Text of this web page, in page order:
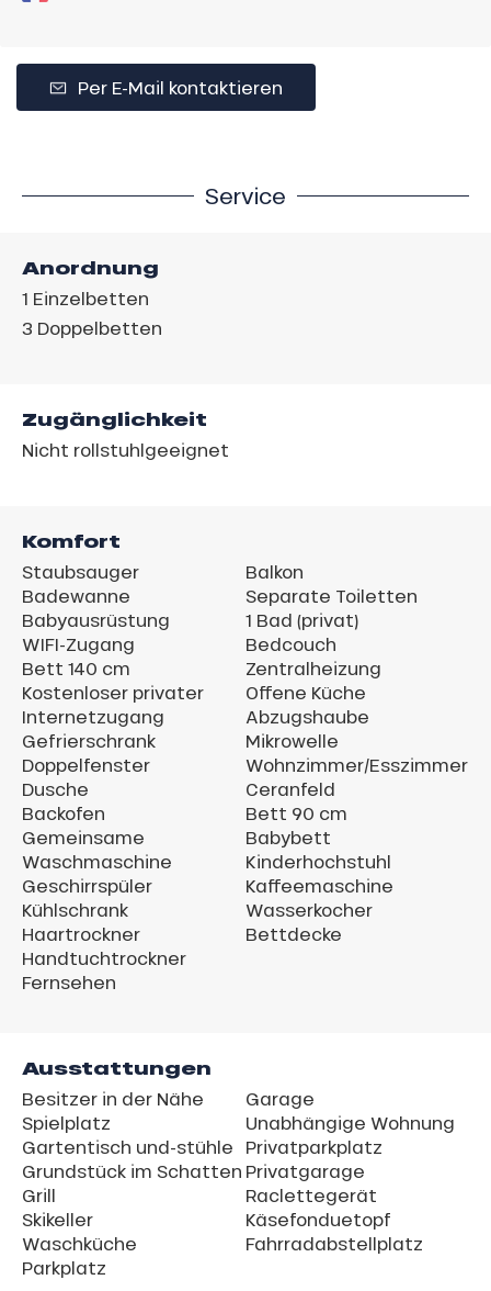
Per E-Mail kontaktieren
Service
Anordnung
1 Einzelbetten
3 Doppelbetten
Zugänglichkeit
Nicht rollstuhlgeeignet
Komfort
Staubsauger
Badewanne
Babyausrüstung
WIFI-Zugang
Bett 140 cm
Kostenloser privater
Internetzugang
Gefrierschrank
Doppelfenster
Dusche
Backofen
Gemeinsame
Waschmaschine
Geschirrspüler
Kühlschrank
Haartrockner
Handtuchtrockner
Fernsehen
Balkon
Separate Toiletten
1 Bad (privat)
Bedcouch
Zentralheizung
Offene Küche
Abzugshaube
Mikrowelle
Wohnzimmer/Esszimmer
Ceranfeld
Bett 90 cm
Babybett
Kinderhochstuhl
Kaffeemaschine
Wasserkocher
Bettdecke
Ausstattungen
Besitzer in der Nähe
Spielplatz
Gartentisch und-stühle
Grundstück im Schatten
Grill
Skikeller
Waschküche
Parkplatz
Garage
Unabhängige Wohnung
Privatparkplatz
Privatgarage
Raclettegerät
Käsefonduetopf
Fahrradabstellplatz